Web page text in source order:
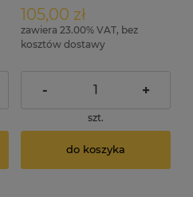
105,00 zł
zawiera 23.00% VAT, bez
kosztów dostawy
- +
szt.
do koszyka